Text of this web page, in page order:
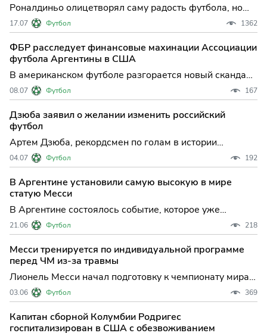
Роналдиньо олицетворял саму радость футбола, но
его пик на вершине оказался слишком коротким.
Разбираем тактические и жизненные причины
стремительного спада бразильского волшебника: от
уникальной футзальной базы до ночного каталонского
карнавала и же
17.07 Футбол 1362
ФБР расследует финансовые махинации Ассоциации
футбола Аргентины в США
В американском футболе разгорается новый скандал:
Федеральное бюро расследований США начало
проверку финансовых операций Ассоциации футбола
Аргентины (AFA), одной из самых влиятельных
организаций мирового футбола. По данным
испанского издания Marca,
08.07 Футбол 167
Дзюба заявил о желании изменить российский
футбол
Артем Дзюба, рекордсмен по голам в истории
российского футбола, высказался о проблемах
системы отбора молодых игроков в России, сравнив
отечественный подход с международными
примерами. Его слова прозвучали на мероприятии
"Ночь Московского спорта", гд
04.07 Футбол 192
В Аргентине установили самую высокую в мире
статую Месси
В Аргентине состоялось событие, которое уже
называют историческим для мирового футбола: в
городе Кутраль-Ко провинции Неукен торжественно
открыли самую высокую в мире статую, посвящённую
Лионелю Месси — восьмикратному обладателю
"Золотого мяча" и чем
21.06 Футбол 218
Месси тренируется по индивидуальной программе
перед ЧМ из-за травмы
Лионель Месси начал подготовку к чемпионату мира:
индивидуальная программа и осторожный подход В
преддверии старта чемпионата мира по футболу
сборная Аргентины приступила к тренировочному
процессу в Канзасе, и главная звезда команды
03.06 Футбол 369
Капитан сборной Колумбии Родригес
госпитализирован в США с обезвоживанием